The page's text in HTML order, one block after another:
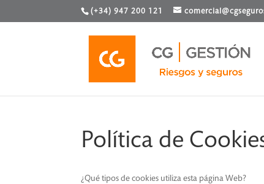
(+34) 947 200 121
Política de
¿Qué tipos de cookies utiliza esta página Web?